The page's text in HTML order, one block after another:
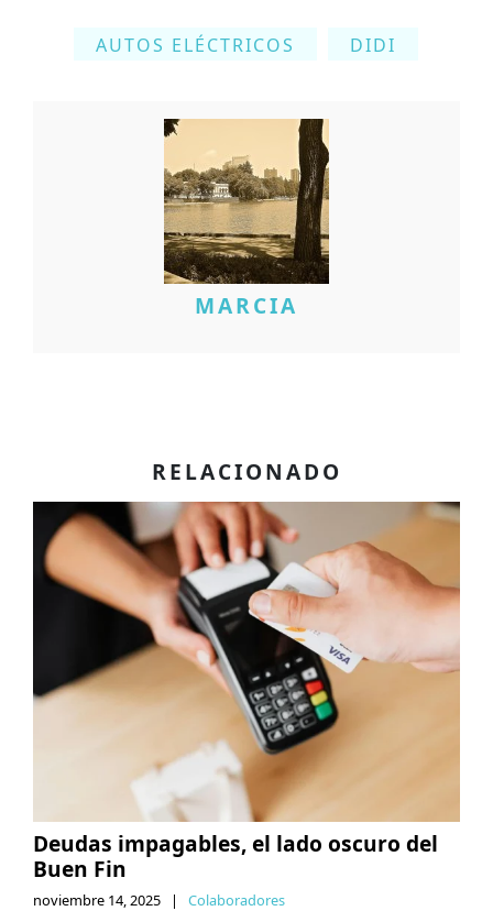
AUTOS ELÉCTRICOS DIDI
MARCIA
RELACIONADO
Deudas impagables, el lado oscuro del
Buen Fin
noviembre 14, 2025 | Colaboradores